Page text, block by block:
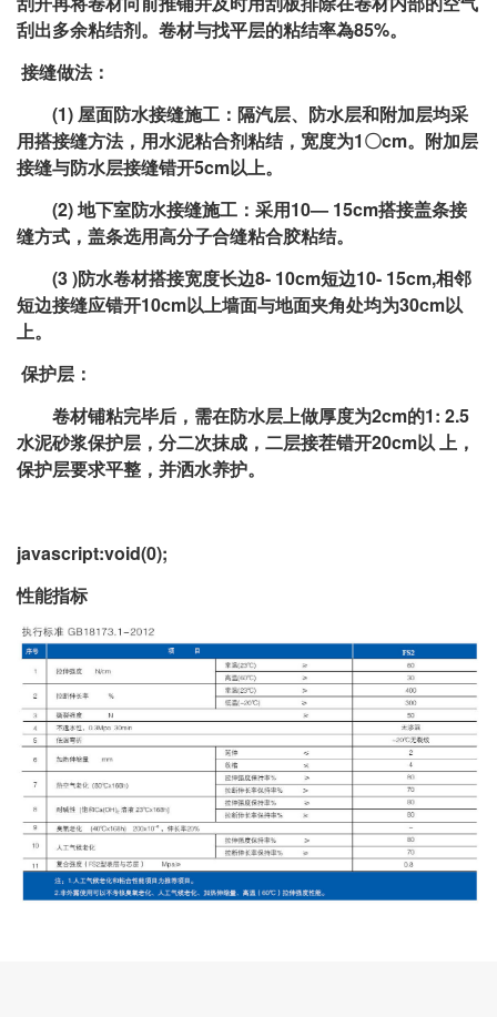
刮出多余粘结剂。卷材与找平层的粘结率為85%。
接缝做法：
(1) 屋面防水接缝施工：隔汽层、防水层和附加层均采
用搭接缝方法，用水泥粘合剂粘结，宽度为1〇cm。附加层
接缝与防水层接缝错开5cm以上。
(2) 地下室防水接缝施工：采用10— 15cm搭接盖条接
缝方式，盖条选用高分子合缝粘合胶粘结。
(3 )防水卷材搭接宽度长边8- 10cm短边10- 15cm,相邻
短边接缝应错开10cm以上墙面与地面夹角处均为30cm以
上。
保护层：
卷材铺粘完毕后，需在防水层上做厚度为2cm的1: 2.5
水泥砂浆保护层，分二次抹成，二层接茬错开20cm以 上，
保护层要求平整，并洒水养护。
javascript:void(0);
性能指标